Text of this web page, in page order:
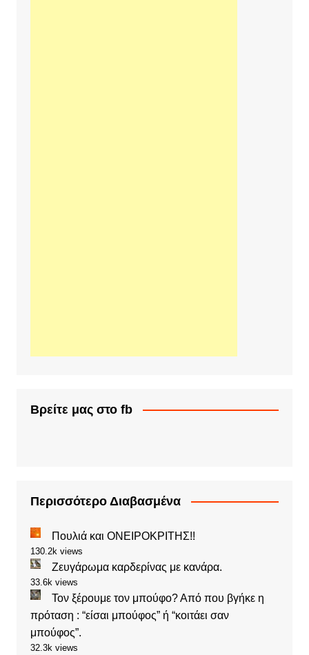
Βρείτε μας στο fb
Περισσότερο Διαβασμένα
Πουλιά και ΟΝΕΙΡΟΚΡΙΤΗΣ!!
130.2k views
Ζευγάρωμα καρδερίνας με κανάρα.
33.6k views
Τον ξέρουμε τον μπούφο? Από που βγήκε η
πρόταση : “είσαι μπούφος” ή “κοιτάει σαν
μπούφος”.
32.3k views